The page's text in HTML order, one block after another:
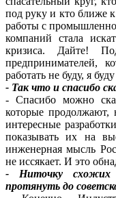
под руку и кто ближе
работы с
компаний стала
кризиса. Дайте!
предпринимателей,
работать не буду, я
- Так что и спасибо
- Спасибо можно
которые продолжают,
интересные
показывать их на
инженерная мысль
не иссякает. И это
- Ниточку схожих
протянуть до